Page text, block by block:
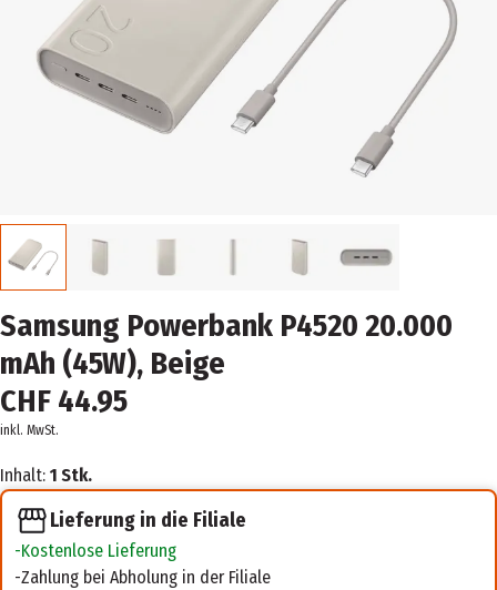
Samsung Powerbank P4520 20.000
mAh (45W), Beige
CHF 44.95
inkl. MwSt.
Inhalt: 1 Stk.
Lieferung in die Filiale
Kostenlose Lieferung
Zahlung bei Abholung in der Filiale